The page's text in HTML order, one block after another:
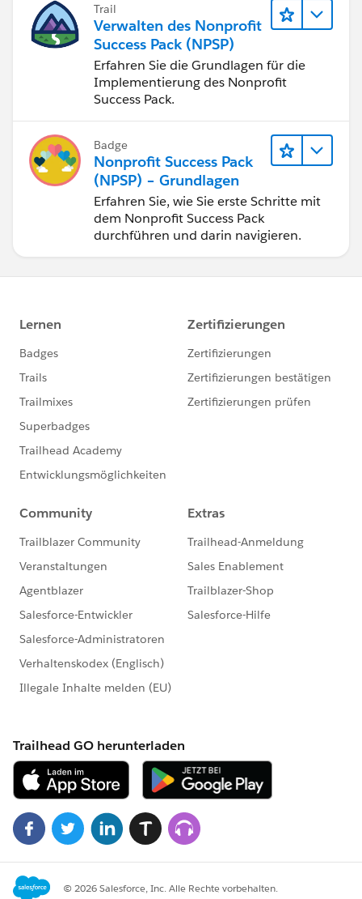
Trail
Verwalten des Nonprofit
Success Pack (NPSP)
Erfahren Sie die Grundlagen für die
Implementierung des Nonprofit
Success Pack.
Badge
Nonprofit Success Pack
(NPSP) – Grundlagen
Erfahren Sie, wie Sie erste Schritte mit
dem Nonprofit Success Pack
durchführen und darin navigieren.